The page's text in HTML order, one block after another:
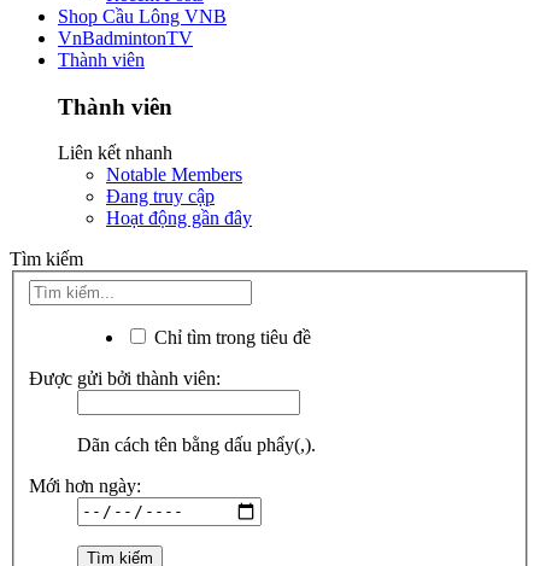
Shop Cầu Lông VNB
VnBadmintonTV
Thành viên
Thành viên
Liên kết nhanh
Notable Members
Đang truy cập
Hoạt động gần đây
Tìm kiếm
Chỉ tìm trong tiêu đề
Được gửi bởi thành viên:
Dãn cách tên bằng dấu phẩy(,).
Mới hơn ngày: